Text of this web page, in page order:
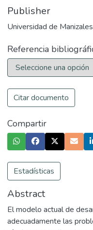
Publisher
Universidad de Manizales
Referencia
Citar documento
Compartir
Estadísticas
Abstract
El modelo actual de
adecuadamente las